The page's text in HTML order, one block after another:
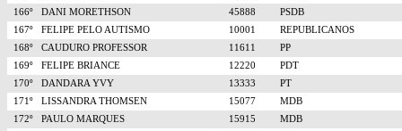
166º
DANI MORETHSON 45888
PSDB
167º
FELIPE PELO AUTISMO 10001
REPUBLICANOS
168º
CAUDURO PROFESSOR 11611
PP
169º
FELIPE BRIANCE 12220
PDT
170º
DANDARA YVY 13333
PT
171º
LISSANDRA THOMSEN 15077
MDB
172º
PAULO MARQUES 15915
MDB